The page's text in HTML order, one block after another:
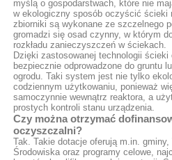
myślą o gospodarstwach, które nie
w ekologiczny sposób oczyścić ścieki
zbiorniki są wykonane ze szczelnego
gromadzi się osad czynny, w którym
rozkładu zanieczyszczeń w ściekach.
Dzięki zastosowanej technologii
bezpiecznie odprowadzone do gruntu
ogrodu. Taki system jest nie tylko
codziennym użytkowaniu, ponieważ
samoczynnie wewnątrz reaktora, a
prostych kontroli stanu urządzenia.
Czy można otrzymać
oczyszczalni?
Tak. Takie dotacje oferują m.in.
Środowiska oraz programy celowe,